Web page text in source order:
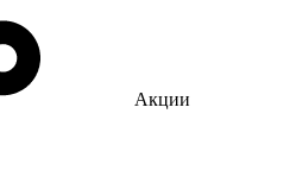
Акции